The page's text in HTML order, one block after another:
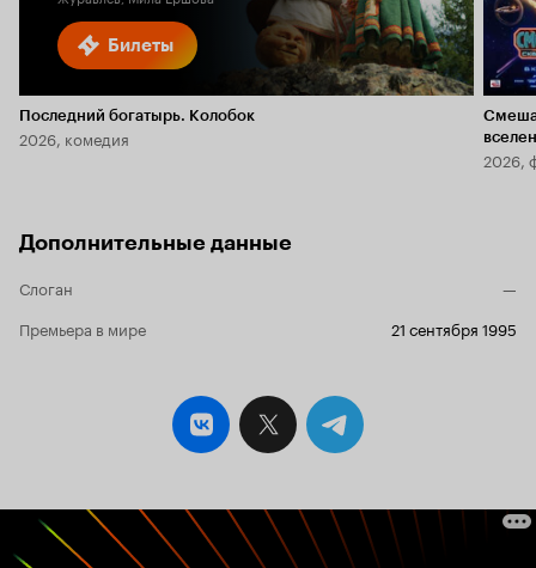
Билеты
Последний богатырь. Колобок
2026, комедия
2026,
Дополнительные данные
Слоган
—
Премьера в мире
21 сентября 1995